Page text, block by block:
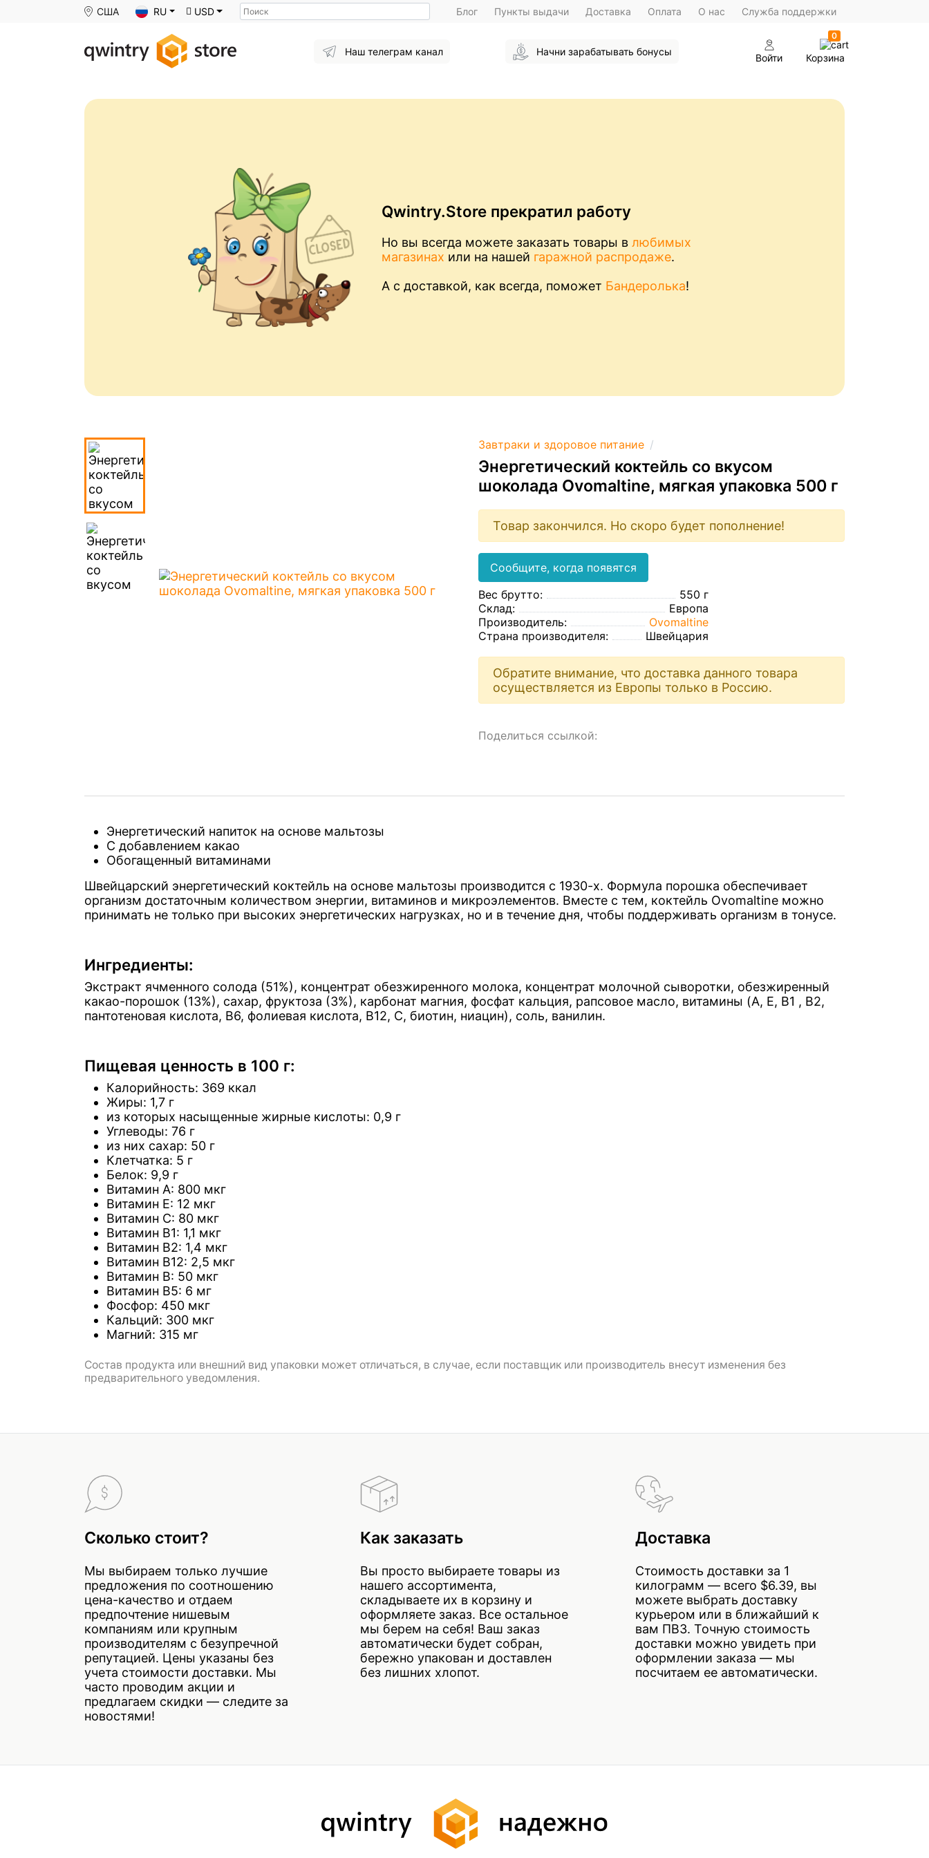
США RU USD Поиск Блог Пункты выдачи Доставка Оплата О нас Служба поддержки
Наш телеграм канал Начни зарабатывать бонусы
Войти
0
Корзина
Qwintry.Store прекратил работу
Но вы всегда можете заказать товары в любимых
магазинах или на нашей гаражной распродаже.
А с доставкой, как всегда, поможет Бандеролька!
Завтраки и здоровое питание
Энергетический коктейль со вкусом
шоколада Ovomaltine, мягкая упаковка 500 г
Товар закончился. Но скоро будет пополнение!
Сообщите, когда появятся
Вес брутто:
550 г
Склад:
Европа
Производитель:
Ovomaltine
Страна производителя:
Швейцария
Обратите внимание, что доставка данного товара
осуществляется из Европы только в Россию.
Поделиться ссылкой:
Энергетический напиток на основе мальтозы
С добавлением какао
Обогащенный витаминами
Швейцарский энергетический коктейль на основе мальтозы производится с 1930-х. Формула порошка обеспечивает
организм достаточным количеством энергии, витаминов и микроэлементов. Вместе с тем, коктейль Ovomaltine можно
принимать не только при высоких энергетических нагрузках, но и в течение дня, чтобы поддерживать организм в тонусе.
Ингредиенты:
Экстракт ячменного солода (51%), концентрат обезжиренного молока, концентрат молочной сыворотки, обезжиренный
какао-порошок (13%), сахар, фруктоза (3%), карбонат магния, фосфат кальция, рапсовое масло, витамины (A, E, B1 , B2,
пантотеновая кислота, B6, фолиевая кислота, B12, C, биотин, ниацин), соль, ванилин.
Пищевая ценность в 100 г:
Калорийность: 369 ккал
Жиры: 1,7 г
из которых насыщенные жирные кислоты: 0,9 г
Углеводы: 76 г
из них сахар: 50 г
Клетчатка: 5 г
Белок: 9,9 г
Витамин A: 800 мкг
Витамин E: 12 мкг
Витамин C: 80 мкг
Витамин B1: 1,1 мкг
Витамин B2: 1,4 мкг
Витамин B12: 2,5 мкг
Витамин B: 50 мкг
Витамин B5: 6 мг
Фосфор: 450 мкг
Кальций: 300 мкг
Магний: 315 мг
Состав продукта или внешний вид упаковки может отличаться, в случае, если поставщик или производитель внесут изменения без
предварительного уведомления.
Сколько стоит?
Мы выбираем только лучшие
предложения по соотношению
цена-качество и отдаем
предпочтение нишевым
компаниям или крупным
производителям с безупречной
репутацией. Цены указаны без
учета стоимости доставки. Мы
часто проводим акции и
предлагаем скидки — следите за
новостями!
Как заказать
Вы просто выбираете товары из
нашего ассортимента,
складываете их в корзину и
оформляете заказ. Все остальное
мы берем на себя! Ваш заказ
автоматически будет собран,
бережно упакован и доставлен
без лишних хлопот.
Доставка
Стоимость доставки за 1
килограмм — всего $6.39, вы
можете выбрать доставку
курьером или в ближайший к
вам ПВЗ. Точную стоимость
доставки можно увидеть при
оформлении заказа — мы
посчитаем ее автоматически.